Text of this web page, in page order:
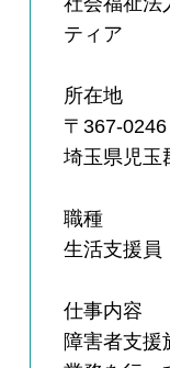
ティア
所在地
〒367-0246
埼玉県児玉
職種
生活支援員
仕事内容
障害者支援